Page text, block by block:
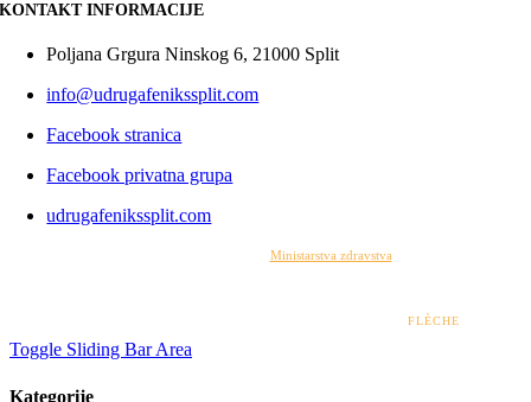
KONTAKT INFORMACIJE
Poljana Grgura Ninskog 6, 21000 Split
info@udrugafenikssplit.com
Facebook stranica
Facebook privatna grupa
udrugafenikssplit.com
Ministarstva zdravstva
FLÈCHE
Toggle Sliding Bar Area
Kategorije